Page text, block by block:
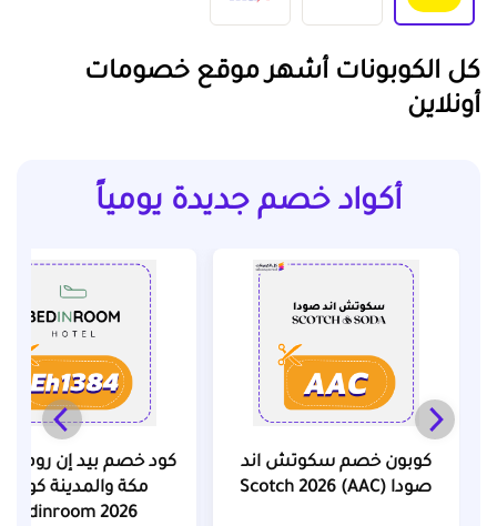
كل الكوبونات أشهر موقع خصومات
أونلاين
أكواد خصم جديدة يومياً
كوبون خصم سكوتش اند
صودا (AAC) Scotch 2026
كود خصم بيد إن روم
مكة والمدينة
Bedinroom 2026